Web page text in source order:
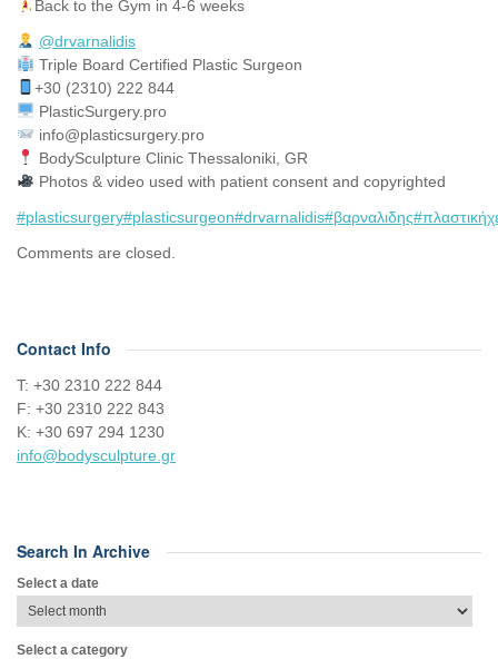
Back to the Gym in 4-6 weeks
@drvarnalidis⠀⠀⠀⠀⠀
Triple Board Certified Plastic Surgeon⠀
+30 (2310) 222 844
PlasticSurgery.pro⠀
info@plasticsurgery.pro
BodySculpture Clinic Thessaloniki, GR
Photos & video used with patient consent and copyrighted
#plasticsurgery#plasticsurgeon#drvarnalidis#βαρναλιδης
Comments are closed.
Contact Info
Τ: +30 2310 222 844
F: +30 2310 222 843
Κ: +30 697 294 1230
info@bodysculpture.gr
Search In Archive
Select a date
Select a category